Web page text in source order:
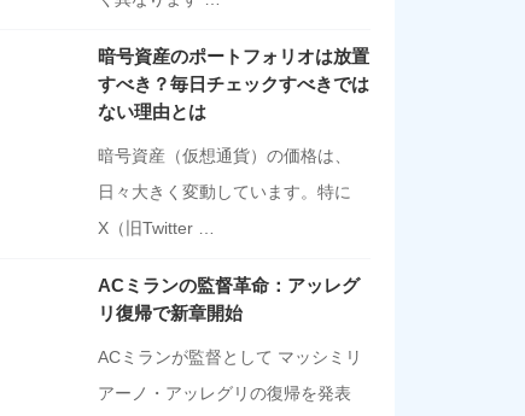
暗号資産のポートフォリオは放置
すべき？毎日チェックすべきでは
ない理由とは
暗号資産（仮想通貨）の価格は、
日々大きく変動しています。特に
X（旧Twitter …
ACミランの監督革命：アッレグ
リ復帰で新章開始
ACミランが監督として マッシミリ
アーノ・アッレグリの復帰を発表